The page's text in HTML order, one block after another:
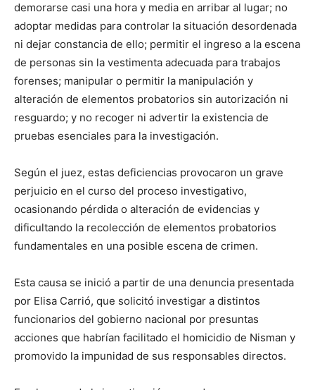
demorarse casi una hora y media en arribar al lugar; no
adoptar medidas para controlar la situación desordenada
ni dejar constancia de ello; permitir el ingreso a la escena
de personas sin la vestimenta adecuada para trabajos
forenses; manipular o permitir la manipulación y
alteración de elementos probatorios sin autorización ni
resguardo; y no recoger ni advertir la existencia de
pruebas esenciales para la investigación.
Según el juez, estas deficiencias provocaron un grave
perjuicio en el curso del proceso investigativo,
ocasionando pérdida o alteración de evidencias y
dificultando la recolección de elementos probatorios
fundamentales en una posible escena de crimen.
Esta causa se inició a partir de una denuncia presentada
por Elisa Carrió, que solicitó investigar a distintos
funcionarios del gobierno nacional por presuntas
acciones que habrían facilitado el homicidio de Nisman y
promovido la impunidad de sus responsables directos.